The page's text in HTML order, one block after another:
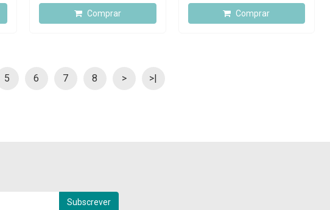
Comprar Comprar
5 6 7 8 > >|
Subscrever